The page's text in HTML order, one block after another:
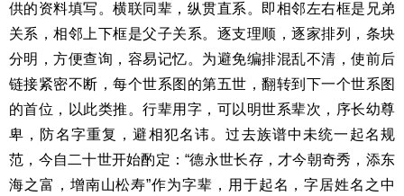
供的资料填写。横联同辈，纵贯直系。即相邻左右框是兄弟
关系，相邻上下框是父子关系。逐支理顺，逐家排列，条块
分明，方便查询，容易记忆。为避免编排混乱不清，使前后
链接紧密不断，每个世系图的第五世，翻转到下一个世系图
的首位，以此类推。行辈用字，可以明世系辈次，序长幼尊
卑，防名字重复，避相犯名讳。过去族谱中未统一起名规
范，今自二十世开始酌定：“德永世长存，才今朝奇秀，添东
海之富，增南山松寿”作为字辈，用于起名，字居姓名之中